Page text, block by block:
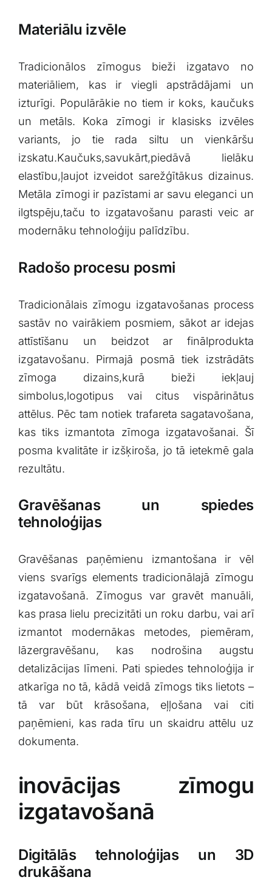
Materiālu izvēle
Tradicionālos zīmogus bieži izgatavo no
materiāliem,‌ kas ir viegli apstrādājami un
izturīgi. Populārākie no tiem ⁢ir koks, kaučuks
⁢un metāls. ⁤Koka ⁢zīmogi ir klasisks⁢ izvēles
variants, jo⁣ tie rada siltu un ⁢vienkāršu
izskatu.Kaučuks,savukārt,piedāvā ⁤lielāku
elastību,ļaujot izveidot sarežģītākus dizainus.
Metāla zīmogi​ ir pazīstami ar‍ savu‌ eleganci ‌un
ilgtspēju,taču to izgatavošanu parasti veic ar
⁤modernāku tehnoloģiju⁣ palīdzību.
Radošo procesu posmi
Tradicionālais zīmogu‌ izgatavošanas process
‌sastāv⁤ no vairākiem posmiem, sākot ar idejas
attīstīšanu ‌un beidzot ar finālprodukta
izgatavošanu. Pirmajā posmā​ tiek izstrādāts
zīmoga dizains,kurā bieži iekļauj
simbolus,logotipus vai citus vispārinātus
⁣attēlus. Pēc ⁣tam notiek ⁢trafareta sagatavošana,
kas tiks izmantota zīmoga izgatavošanai. Šī⁢
posma kvalitāte ir izšķiroša, jo tā ietekmē⁢ gala
rezultātu.
Gravēšanas un spiedes
tehnoloģijas
Gravēšanas ⁤paņēmienu ⁢izmantošana ir vēl
viens svarīgs elements ⁣tradicionālajā zīmogu
izgatavošanā. Zīmogus var gravēt manuāli,
kas prasa⁢ lielu⁣ precizitāti ⁣un roku darbu, vai arī
izmantot modernākas metodes,⁤ piemēram,
lāzergravēšanu, ‍kas nodrošina‌ augstu
detalizācijas līmeni. Pati spiedes tehnoloģija ir
atkarīga​ no ⁣tā, kādā veidā zīmogs tiks lietots –
tā ​var būt krāsošana, eļļošana vai citi‌
paņēmieni, ‍kas rada ⁢tīru⁤ un‍ skaidru⁣ attēlu uz
dokumenta.
inovācijas zīmogu⁣
izgatavošanā
Digitālās ⁣tehnoloģijas un 3D
drukāšana